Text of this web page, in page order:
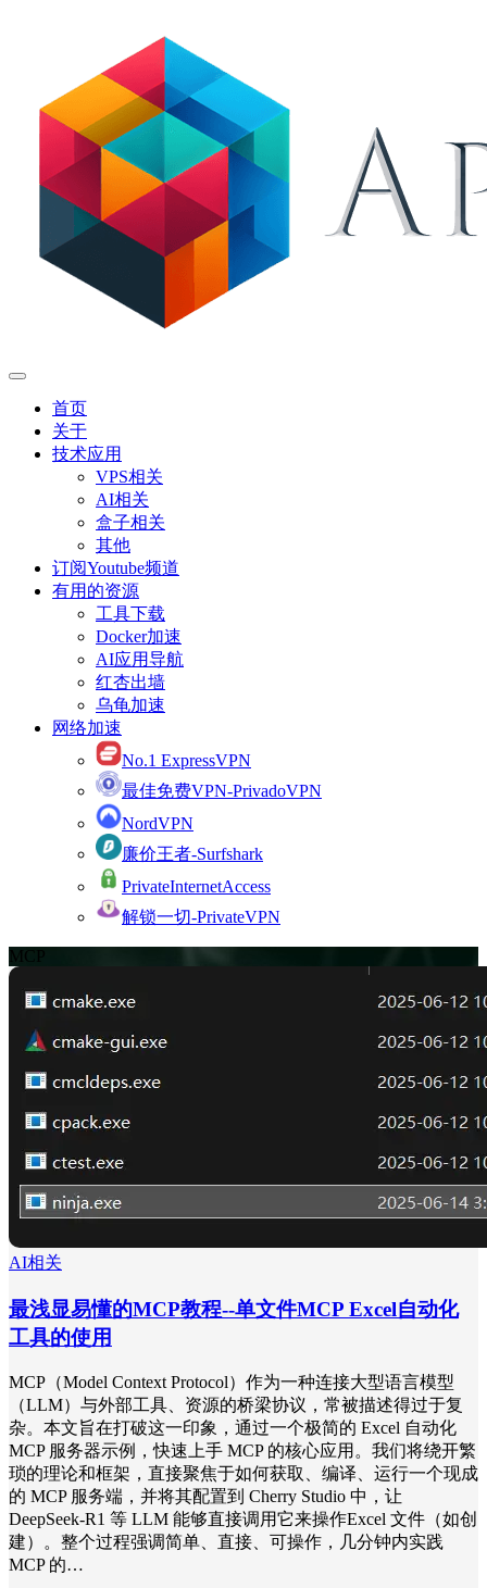
首页
关于
技术应用
VPS相关
AI相关
盒子相关
其他
订阅Youtube频道
有用的资源
工具下载
Docker加速
AI应用导航
红杏出墙
乌龟加速
网络加速
No.1 ExpressVPN
最佳免费VPN-PrivadoVPN
NordVPN
廉价王者-Surfshark
PrivateInternetAccess
解锁一切-PrivateVPN
MCP
AI相关
最浅显易懂的MCP教程--单文件MCP Excel自动化
工具的使用
MCP（Model Context Protocol）作为一种连接大型语言模型
（LLM）与外部工具、资源的桥梁协议，常被描述得过于复
杂。本文旨在打破这一印象，通过一个极简的 Excel 自动化
MCP 服务器示例，快速上手 MCP 的核心应用。我们将绕开繁
琐的理论和框架，直接聚焦于如何获取、编译、运行一个现成
的 MCP 服务端，并将其配置到 Cherry Studio 中，让
DeepSeek-R1 等 LLM 能够直接调用它来操作Excel 文件（如创
建）。整个过程强调简单、直接、可操作，几分钟内实践
MCP 的…